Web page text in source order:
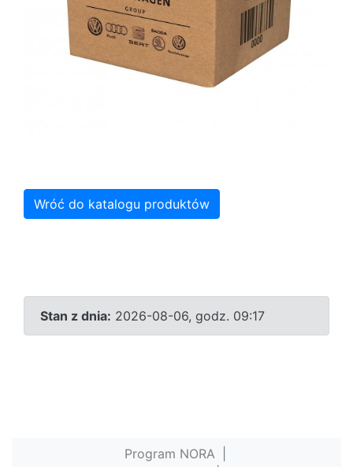
Wróć do katalogu produktów
Stan z dnia: 2026-08-06, godz. 09:17
Program NORA